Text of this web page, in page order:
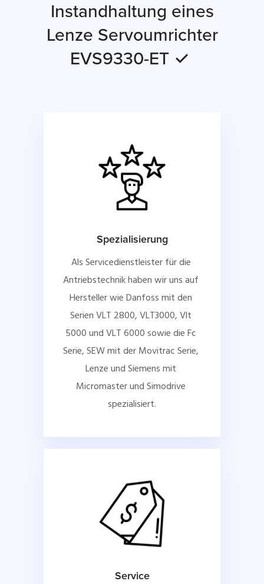
Instandhaltung eines
Lenze Servoumrichter
EVS9330-ET ✓
Spezialisierung
Als Servicedienstleister für die
Antriebstechnik haben wir uns auf
Hersteller wie Danfoss mit den
Serien VLT 2800, VLT3000, Vlt
5000 und VLT 6000 sowie die Fc
Serie, SEW mit der Movitrac Serie,
Lenze und Siemens mit
Micromaster und Simodrive
spezialisiert.
Service